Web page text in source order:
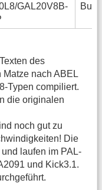
GAL20V8B-
des
nach ABEL
Typen compiliert.
die originalen
noch gut zu
Die
laufen im PAL-
und Kick3.1.